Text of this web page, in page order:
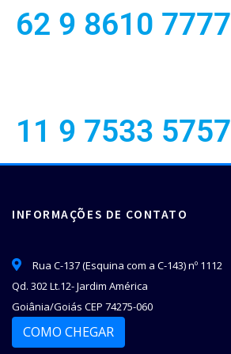
62 9 8610 7777
11 9 7533 5757
INFORMAÇÕES DE CONTATO
Rua C-137 (Esquina com a C-143) nº 1112
Qd. 302 Lt.12- Jardim América
Goiânia/Goiás CEP 74275-060
COMO CHEGAR